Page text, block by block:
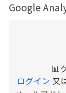
Google
📊
ログイン 又